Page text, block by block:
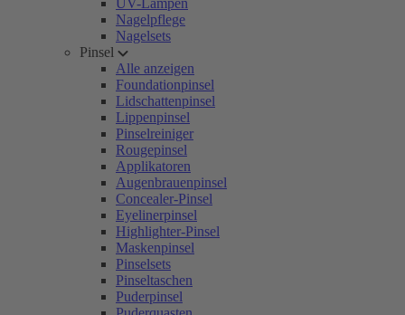
UV-Lampen
Nagelpflege
Nagelsets
Pinsel
Alle anzeigen
Foundationpinsel
Lidschattenpinsel
Lippenpinsel
Pinselreiniger
Rougepinsel
Applikatoren
Augenbrauenpinsel
Concealer-Pinsel
Eyelinerpinsel
Highlighter-Pinsel
Maskenpinsel
Pinselsets
Pinseltaschen
Puderpinsel